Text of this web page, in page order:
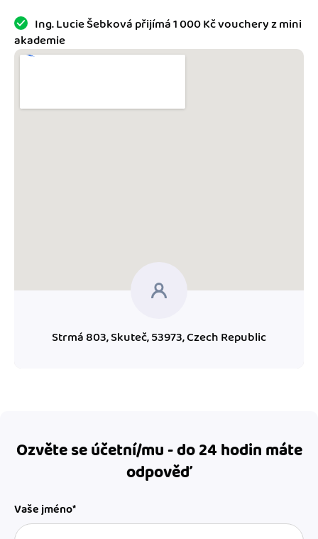
Ing. Lucie Šebková přijímá 1 000 Kč vouchery z mini
akademie
Strmá 803, Skuteč, 53973, Czech Republic
Ozvěte se účetní/mu - do 24 hodin máte
odpověď
Vaše jméno*